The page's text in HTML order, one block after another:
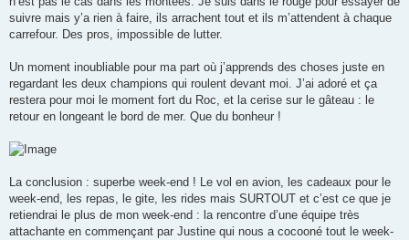
suivre mais y’a rien à faire, ils arrachent tout et ils m’attendent à chaque
carrefour. Des pros, impossible de lutter.
Un moment inoubliable pour ma part où j’apprends des choses juste en
regardant les deux champions qui roulent devant moi. J’ai adoré et ça
restera pour moi le moment fort du Roc, et la cerise sur le gâteau : le
retour en longeant le bord de mer. Que du bonheur !
La conclusion : superbe week-end ! Le vol en avion, les cadeaux pour le
week-end, les repas, le gite, les rides mais SURTOUT et c’est ce que je
retiendrai le plus de mon week-end : la rencontre d’une équipe très
attachante en commençant par Justine qui nous a cocooné tout le week-